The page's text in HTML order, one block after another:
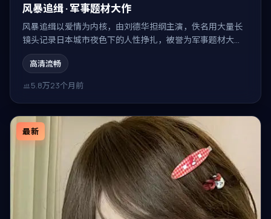
风暴追缉 · 军事题材大作
风暴追缉以爱情为内核，由刘德华担纲主演，佚名用大量长
镜头记录日本城市夜色下的人性挣扎，被誉为军事题材大
作。
高清流畅
5.8万23个月前
最新